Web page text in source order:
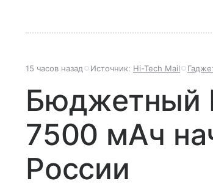
15 часов назад Источник: Hi-Tech Mail
Бюджетный
7500 мАч
России